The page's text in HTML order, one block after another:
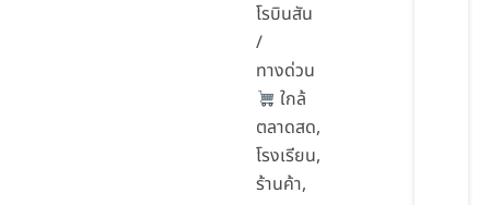
โรบินสัน
/
ทางด่วน
ใกล้
ตลาดสด,
โรงเรียน,
ร้านค้า,